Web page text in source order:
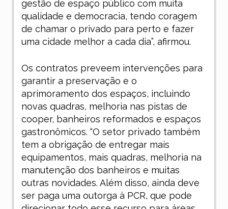
gestão de espaço público com muita
qualidade e democracia, tendo coragem
de chamar o privado para perto e fazer
uma cidade melhor a cada dia”, afirmou.
Os contratos preveem intervenções para
garantir a preservação e o
aprimoramento dos espaços, incluindo
novas quadras, melhoria nas pistas de
cooper, banheiros reformados e espaços
gastronômicos. “O setor privado também
tem a obrigação de entregar mais
equipamentos, mais quadras, melhoria na
manutenção dos banheiros e muitas
outras novidades. Além disso, ainda deve
ser paga uma outorga à PCR, que pode